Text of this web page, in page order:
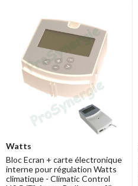
Watts
Bloc Ecran + carte électronique
interne pour régulation Watts
climatique - Climatic Control